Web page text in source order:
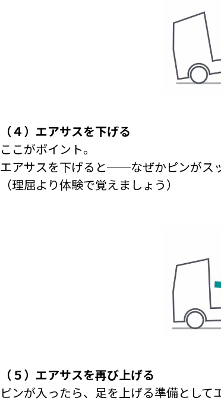
（４）エアサスを下げる
ここがポイント。
エアサスを下げると──なぜかピンがス
（理屈より体験で覚えましょう）
（５）エアサスを再び上げる
ピンが入ったら、足を上げる準備として